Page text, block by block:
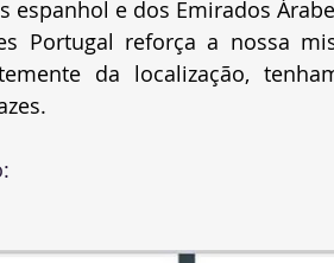
espanhol e dos Emirados
Portugal reforça a nossa
da localização,